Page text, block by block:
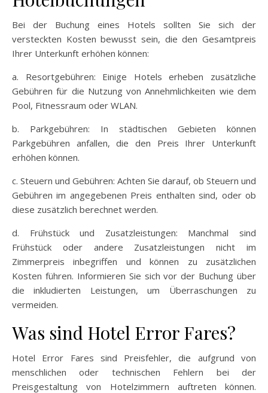
Bei der Buchung eines Hotels sollten Sie sich der
versteckten Kosten bewusst sein, die den Gesamtpreis
Ihrer Unterkunft erhöhen können:
a. Resortgebühren: Einige Hotels erheben zusätzliche
Gebühren für die Nutzung von Annehmlichkeiten wie dem
Pool, Fitnessraum oder WLAN.
b. Parkgebühren: In städtischen Gebieten können
Parkgebühren anfallen, die den Preis Ihrer Unterkunft
erhöhen können.
c. Steuern und Gebühren: Achten Sie darauf, ob Steuern und
Gebühren im angegebenen Preis enthalten sind, oder ob
diese zusätzlich berechnet werden.
d. Frühstück und Zusatzleistungen: Manchmal sind
Frühstück oder andere Zusatzleistungen nicht im
Zimmerpreis inbegriffen und können zu zusätzlichen
Kosten führen. Informieren Sie sich vor der Buchung über
die inkludierten Leistungen, um Überraschungen zu
vermeiden.
Was sind Hotel Error Fares?
Hotel Error Fares sind Preisfehler, die aufgrund von
menschlichen oder technischen Fehlern bei der
Preisgestaltung von Hotelzimmern auftreten können.